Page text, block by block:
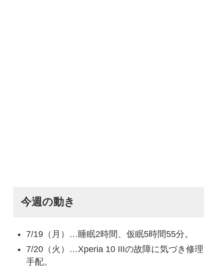
今週の動き
7/19（月）…睡眠2時間、仮眠5時間55分。
7/20（火）…Xperia 10 IIIの故障に気づき修理
手配。